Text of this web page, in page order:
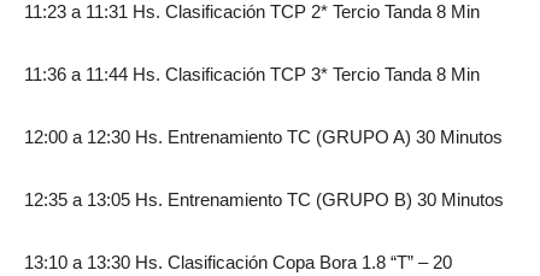
11:23 a 11:31 Hs. Clasificación TCP 2* Tercio Tanda 8 Min
11:36 a 11:44 Hs. Clasificación TCP 3* Tercio Tanda 8 Min
12:00 a 12:30 Hs. Entrenamiento TC (GRUPO A) 30 Minutos
12:35 a 13:05 Hs. Entrenamiento TC (GRUPO B) 30 Minutos
13:10 a 13:30 Hs. Clasificación Copa Bora 1.8 “T” – 20